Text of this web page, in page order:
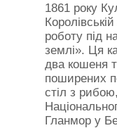
1861 року
роботу під
землі». Ця
два кошеня
поширених
стіл з рибою,
Гланмор у